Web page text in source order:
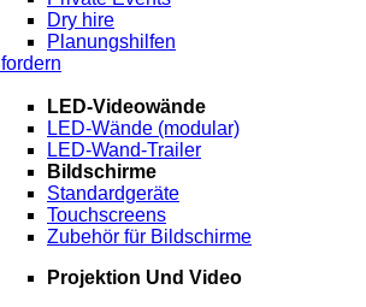
Dry hire
Planungshilfen
LED-Videowände
LED-Wände (modular)
LED-Wand-Trailer
Bildschirme
Standardgeräte
Touchscreens
Zubehör für Bildschirme
Projektion Und Video